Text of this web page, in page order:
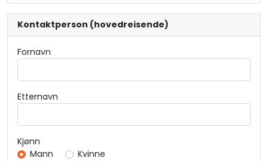
Kontaktperson (hovedreisende)
Fornavn
Etternavn
Kjønn
Mann
Kvinne